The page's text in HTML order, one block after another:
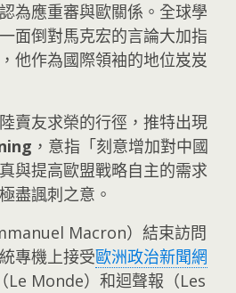
為應重審與歐關係。全球學
面倒對馬克宏的言論大加指
他作為國際領袖的地位岌岌
賣友求榮的行徑，推特出現
，意指「刻意增加對中國
與提高歐盟戰略自主的需求
盡諷刺之意。
Macron）結束訪問
專機上接受歐洲政治新聞網
Le Monde）和迴聲報（Les